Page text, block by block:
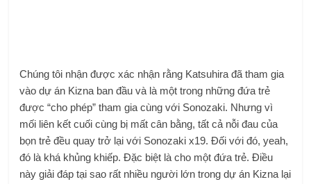
Chúng tôi nhận được xác nhận rằng Katsuhira đã tham gia
vào dự án Kizna ban đầu và là một trong những đứa trẻ
được “cho phép” tham gia cùng với Sonozaki. Nhưng vì
mối liên kết cuối cùng bị mất cân bằng, tất cả nỗi đau của
bọn trẻ đều quay trở lại với Sonozaki x19. Đối với đó, yeah,
đó là khá khủng khiếp. Đặc biệt là cho một đứa trẻ. Điều
này giải đáp tại sao rất nhiều người lớn trong dự án Kizna lại